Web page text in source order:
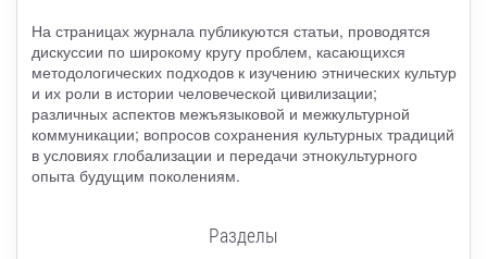
На страницах журнала публикуются статьи, проводятся
дискуссии по широкому кругу проблем, касающихся
методологических подходов к изучению этнических культур
и их роли в истории человеческой цивилизации;
различных аспектов межъязыковой и межкультурной
коммуникации; вопросов сохранения культурных традиций
в условиях глобализации и передачи этнокультурного
опыта будущим поколениям.
Разделы